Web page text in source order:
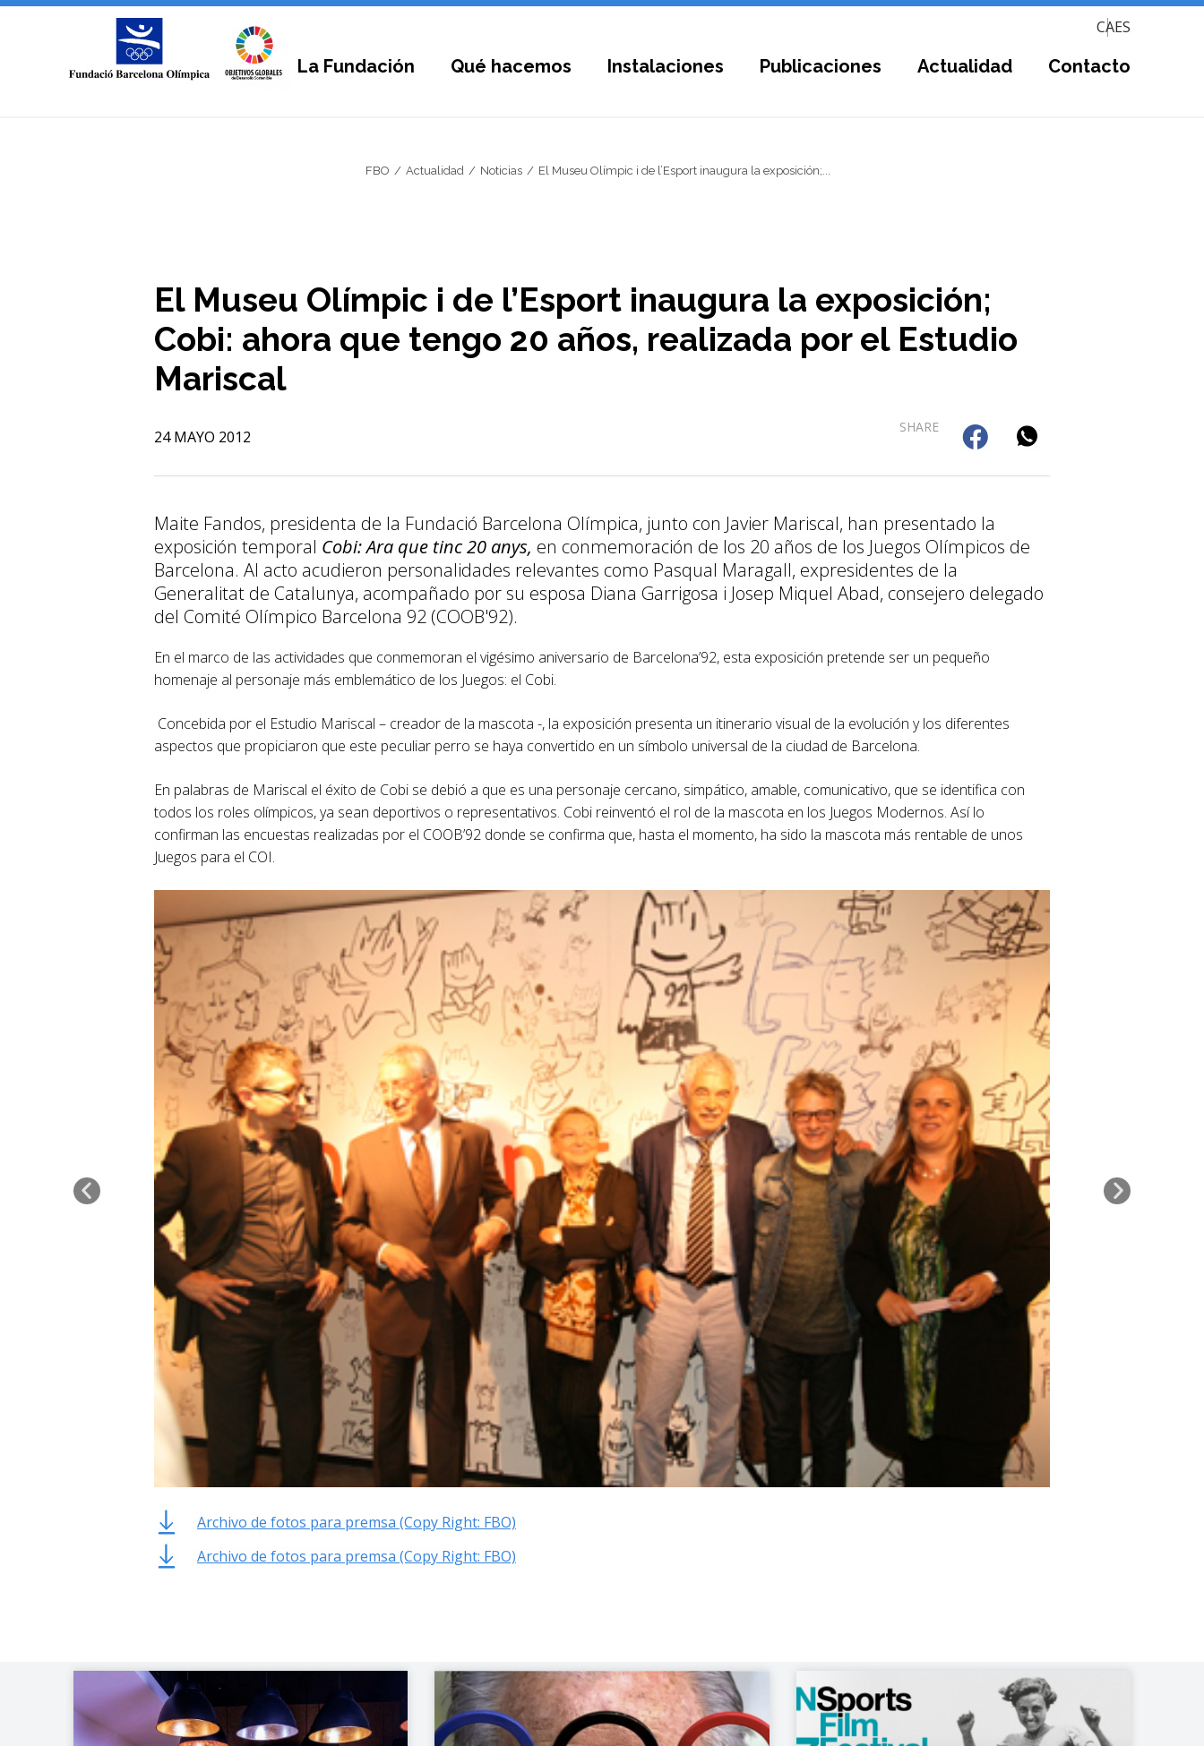
CAES
La Fundación Qué hacemos Instalaciones Publicaciones Actualidad Contacto
FBO Actualidad Noticias El Museu Olímpic i de l’Esport inaugura la exposición;...
El Museu Olímpic i de l’Esport inaugura la exposición;
Cobi: ahora que tengo 20 años, realizada por el Estudio
Mariscal
24 MAYO 2012
SHARE
Maite Fandos, presidenta de la Fundació Barcelona Olímpica, junto con Javier Mariscal, han presentado la
exposición temporal Cobi: Ara que tinc 20 anys, en conmemoración de los 20 años de los Juegos Olímpicos de
Barcelona. Al acto acudieron personalidades relevantes como Pasqual Maragall, expresidentes de la
Generalitat de Catalunya, acompañado por su esposa Diana Garrigosa i Josep Miquel Abad, consejero delegado
del Comité Olímpico Barcelona 92 (COOB'92).
En el marco de las actividades que conmemoran el vigésimo aniversario de Barcelona’92, esta exposición pretende ser un pequeño
homenaje al personaje más emblemático de los Juegos: el Cobi.
Concebida por el Estudio Mariscal – creador de la mascota -, la exposición presenta un itinerario visual de la evolución y los diferentes
aspectos que propiciaron que este peculiar perro se haya convertido en un símbolo universal de la ciudad de Barcelona.
En palabras de Mariscal el éxito de Cobi se debió a que es una personaje cercano, simpático, amable, comunicativo, que se identifica con
todos los roles olímpicos, ya sean deportivos o representativos. Cobi reinventó el rol de la mascota en los Juegos Modernos. Así lo
confirman las encuestas realizadas por el COOB’92 donde se confirma que, hasta el momento, ha sido la mascota más rentable de unos
Juegos para el COI.
Archivo de fotos para premsa (Copy Right: FBO)
Archivo de fotos para premsa (Copy Right: FBO)